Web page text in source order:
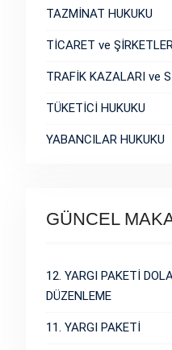
TAZMİNAT HUKUKU
TİCARET ve
TRAFİK KAZALARI ve
TÜKETİCİ HUKUKU
YABANCILAR HUKUKU
GÜNCEL
12. YARGI PAKETİ
DÜZENLEME
11. YARGI PAKETİ